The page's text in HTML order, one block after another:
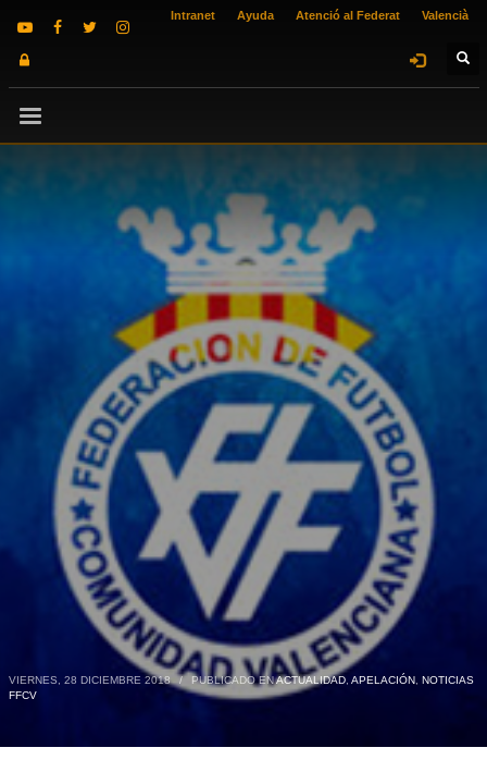
Intranet Ayuda Atenció al Federat Valencià
VIERNES, 28 DICIEMBRE 2018 / PUBLICADO ENACTUALIDAD, APELACIÓN, NOTICIAS
FFCV